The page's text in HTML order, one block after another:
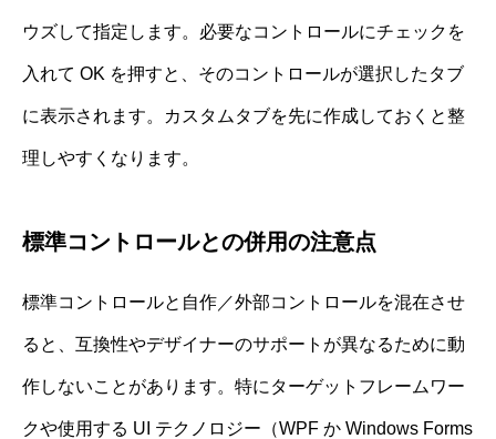
ウズして指定します。必要なコントロールにチェックを
入れて OK を押すと、そのコントロールが選択したタブ
に表示されます。カスタムタブを先に作成しておくと整
理しやすくなります。
標準コントロールとの併用の注意点
標準コントロールと自作／外部コントロールを混在させ
ると、互換性やデザイナーのサポートが異なるために動
作しないことがあります。特にターゲットフレームワー
クや使用する UI テクノロジー（WPF か Windows Forms